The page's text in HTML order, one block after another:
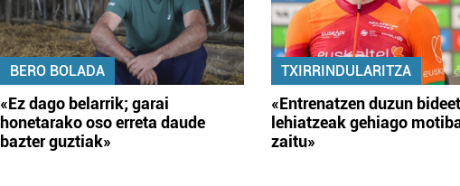
BERO BOLADA
«Ez dago belarrik; garai
honetarako oso erreta daude
bazter guztiak»
TXIRRINDULARITZA
«Entrenatzen duzun
lehiatzeak gehiago
zaitu»